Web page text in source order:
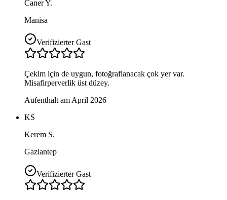
Caner Y.
Manisa
Verifizierter Gast
Çekim için de uygun, fotoğraflanacak çok yer var.
Misafirperverlik üst düzey.
Aufenthalt am April 2026
KS
Kerem S.
Gaziantep
Verifizierter Gast